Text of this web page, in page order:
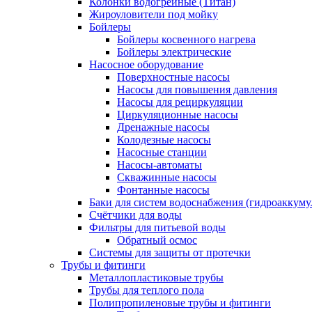
Жироуловители под мойку
Бойлеры
Бойлеры косвенного нагрева
Бойлеры электрические
Насосное оборудование
Поверхностные насосы
Насосы для повышения давления
Насосы для рециркуляции
Циркуляционные насосы
Дренажные насосы
Колодезные насосы
Насосные станции
Насосы-автоматы
Скважинные насосы
Фонтанные насосы
Баки для систем водоснабжения
Счётчики для воды
Фильтры для питьевой воды
Обратный осмос
Системы для защиты от протечки
Трубы и фитинги
Металлопластиковые трубы
Трубы для теплого пола
Полипропиленовые трубы и фитинги